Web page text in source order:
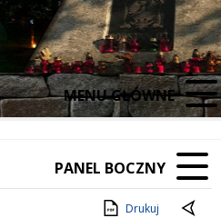
MENU GŁÓWNE
PANEL BOCZNY
Drukuj